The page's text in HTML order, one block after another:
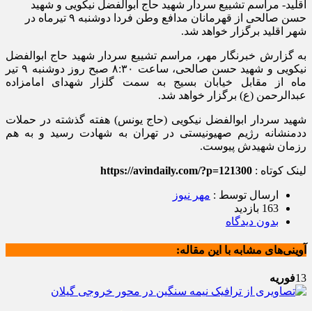
اقلید- مراسم تشییع سردار شهید حاج ابوالفضل نیکویی و شهید
حسن صالحی از قهرمانان مدافع وطن فردا دوشنبه ۹ تیرماه در
شهر اقلید برگزار خواهد شد.
به گزارش خبرنگار مهر، مراسم تشییع سردار شهید حاج ابوالفضل
نیکویی و شهید حسن صالحی، ساعت ۸:۳۰ صبح روز دوشنبه ۹ تیر
ماه از مقابل خیابان بسیج به سمت گلزار شهدای امامزاده
عبدالرحمن (ع) برگزار خواهد شد.
شهید سردار ابوالفضل نیکویی (حاج یونس) هفته گذشته در حملات
ددمنشانه رژیم صهیونیستی در تهران به شهادت رسید و به هم
رزمان شهیدش پیوست.
لینک کوتاه : https://avindaily.com/?p=121300
ارسال توسط : مهر نیوز
163 بازدید
بدون دیدگاه
آوینی‌های مشابه با این مقاله:
13فوریه